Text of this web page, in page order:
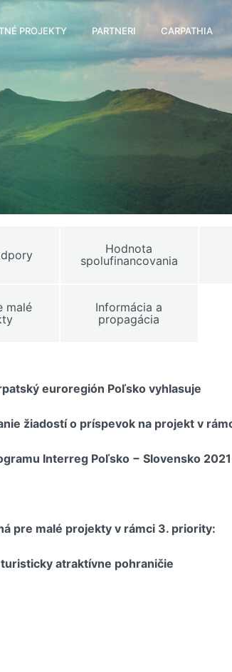
PROJEKTY PARTNERI CARPATHIA
Hodnota
spolufinancovania
malé
Informácia a
propagácia
euroregión Poľsko vyhlasuje
žiadostí o príspevok na projekt v
Interreg Poľsko − Slovensko
pre malé projekty v rámci 3. priority:
atraktívne pohraničie